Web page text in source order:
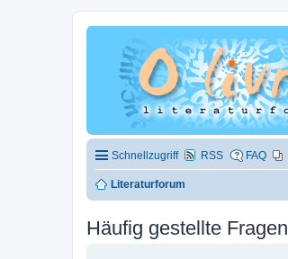
Schnellzugriff RSS FAQ
Literaturforum
Häufig gestellte Fragen